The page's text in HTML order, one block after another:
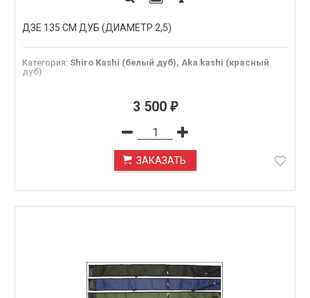
ДЗЁ 135 СМ ДУБ (ДИАМЕТР 2,5)
Категория: Shiro Kashi (белый дуб), Aka kashi (красный
дуб)
3 500 ₽
ЗАКАЗАТЬ